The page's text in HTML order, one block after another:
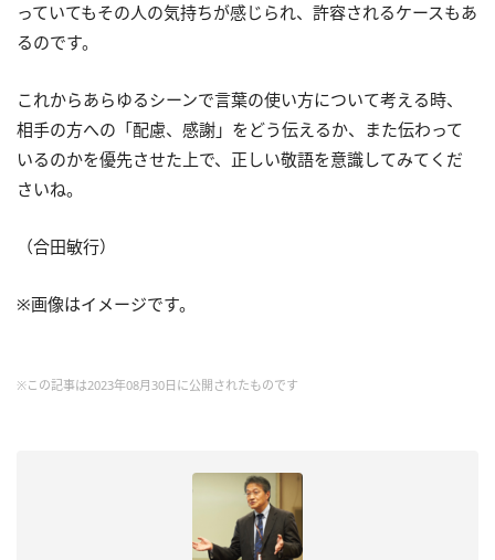
っていてもその人の気持ちが感じられ、許容されるケースもあ
るのです。
これからあらゆるシーンで言葉の使い方について考える時、
相手の方への「配慮、感謝」をどう伝えるか、また伝わって
いるのかを優先させた上で、正しい敬語を意識してみてくだ
さいね。
（合田敏行）
※画像はイメージです。
※この記事は2023年08月30日に公開されたものです